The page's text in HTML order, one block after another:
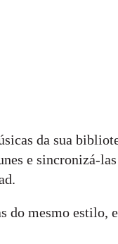
da sua
e sincronizá-
do mesmo estilo,